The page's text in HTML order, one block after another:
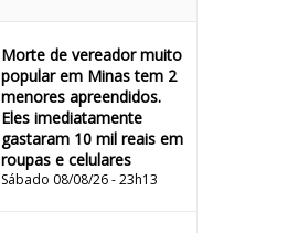
Morte de vereador muito
popular em Minas tem 2
menores apreendidos.
Eles imediatamente
gastaram 10 mil reais em
roupas e celulares
Sábado 08/08/26 - 23h13